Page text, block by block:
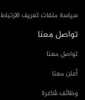
سياسة ملفات تعريف الارتباط
تواصل معنا
تواصل معنا
أعلن معنا
وظائف شاغرة